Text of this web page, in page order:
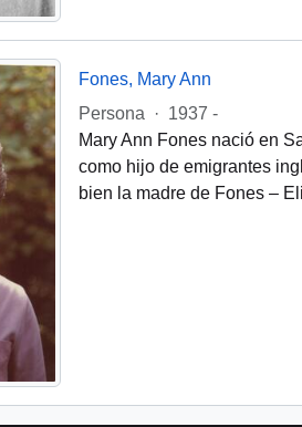
Fones, Mary Ann
Persona
· 1937 -
Mary Ann Fones nació en
como hijo de emigrantes
bien la madre de Fones –